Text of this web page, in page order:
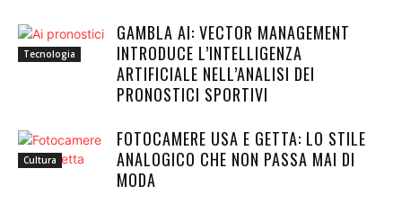
Tecnologia
GAMBLA AI: VECTOR MANAGEMENT
INTRODUCE L’INTELLIGENZA
ARTIFICIALE NELL’ANALISI DEI
PRONOSTICI SPORTIVI
Cultura
FOTOCAMERE USA E GETTA: LO STILE
ANALOGICO CHE NON PASSA MAI DI
MODA